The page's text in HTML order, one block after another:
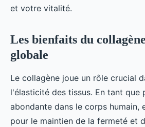
et votre vitalité.
Les bienfaits du
globale
Le collagène joue un rôle crucial
l'élasticité des tissus. En tant que
abondante dans le corps humain,
pour le maintien de la fermeté et